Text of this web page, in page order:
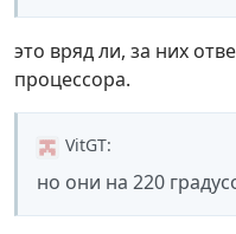
это вряд ли, за них
процессора.
VitGT:
но они на 220